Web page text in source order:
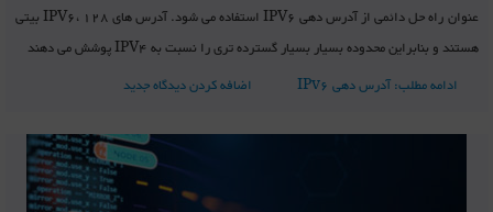
عنوان راه حل دائمی از آدرس دهی IPV6 استفاده می شود. آدرس های IPV6، 128 بیتی
هستند و بنابراین محدوده بسیار بسیار گسترده تری را نسبت به IPV4 پوشش می دهند
ادامه مطلب: آدرس دهی IPv6
اضافه کردن دیدگاه جدید